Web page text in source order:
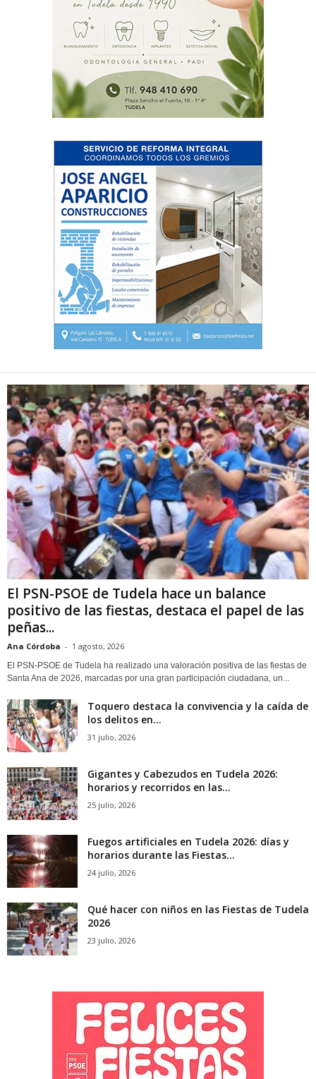
El PSN-PSOE de Tudela hace un balance
positivo de las fiestas, destaca el papel de las
peñas...
Ana Córdoba - 1 agosto, 2026
El PSN-PSOE de Tudela ha realizado una valoración positiva de las fiestas de
Santa Ana de 2026, marcadas por una gran participación ciudadana, un...
Toquero destaca la convivencia y la caída de
los delitos en...
31 julio, 2026
Gigantes y Cabezudos en Tudela 2026:
horarios y recorridos en las...
25 julio, 2026
Fuegos artificiales en Tudela 2026: días y
horarios durante las Fiestas...
24 julio, 2026
Qué hacer con niños en las Fiestas de Tudela
2026
23 julio, 2026